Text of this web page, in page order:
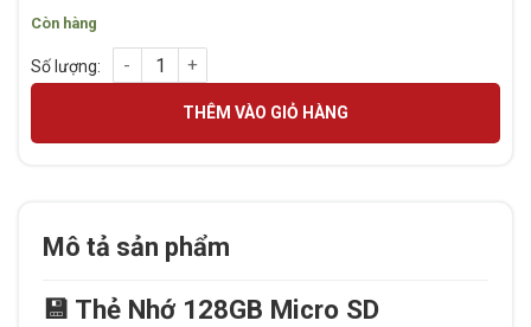
Còn hàng
Thẻ nhớ 128gb Micro SD chưa ghi hiệu HIKSEMI mã HS-TF-
THÊM VÀO GIỎ HÀNG
Mô tả sản phẩm
💾 Thẻ Nhớ 128GB Micro SD